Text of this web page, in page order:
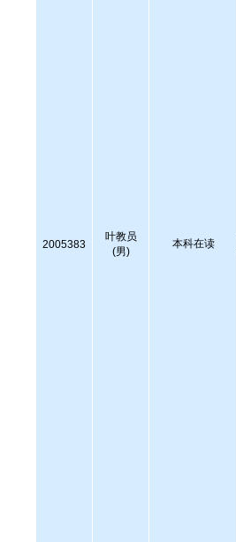
2005383
叶教员
(男)
本科在读